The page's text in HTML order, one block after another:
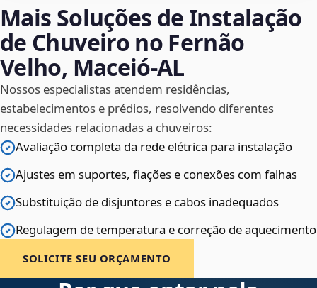
Mais Soluções de Instalação
de Chuveiro no Fernão
Velho, Maceió‑AL
Nossos especialistas atendem residências,
estabelecimentos e prédios, resolvendo diferentes
necessidades relacionadas a chuveiros:
Avaliação completa da rede elétrica para instalação
Ajustes em suportes, fiações e conexões com falhas
Substituição de disjuntores e cabos inadequados
Regulagem de temperatura e correção de aquecimento
SOLICITE SEU ORÇAMENTO